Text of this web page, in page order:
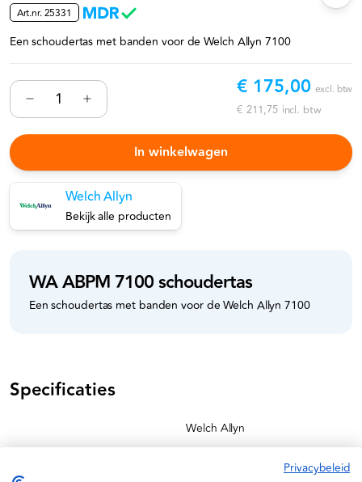
Art.nr.25331
Een schoudertas met banden voor de Welch Allyn 7100
€ 175,00 excl. btw
€ 211,75 incl. btw
In winkelwagen
Welch Allyn
Bekijk alle producten
WA ABPM 7100 schoudertas
Een schoudertas met banden voor de Welch Allyn 7100
Specificaties
Welch Allyn
Privacybeleid